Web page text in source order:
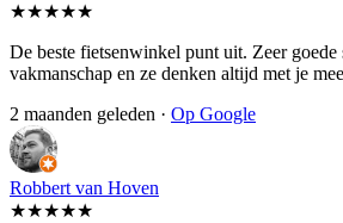
★★★★★
De beste fietsenwinkel punt uit. Zeer goede
vakmanschap en ze denken altijd met je
2 maanden geleden · Op Google
Robbert van Hoven
★★★★★